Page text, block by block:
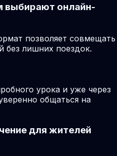
выбирают онлайн-
позволяет совмещать
без лишних поездок.
урока и уже через
общаться на
для жителей